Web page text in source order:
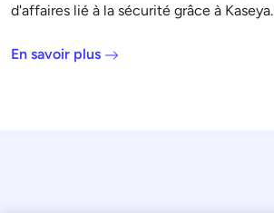
d'affaires lié à la sécurité grâce à Kaseya.
En savoir plus